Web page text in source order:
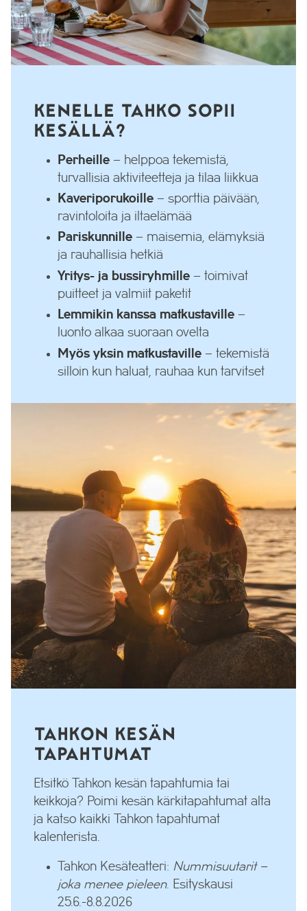
KENELLE TAHKO SOPII
KESÄLLÄ?
Perheille – helppoa tekemistä,
turvallisia aktiviteetteja ja tilaa liikkua
Kaveriporukoille – sporttia päivään,
ravintoloita ja iltaelämää
Pariskunnille – maisemia, elämyksiä
ja rauhallisia hetkiä
Yritys- ja bussiryhmille – toimivat
puitteet ja valmiit paketit
Lemmikin kanssa matkustaville –
luonto alkaa suoraan ovelta
Myös yksin matkustaville – tekemistä
silloin kun haluat, rauhaa kun tarvitset
TAHKON KESÄN
TAPAHTUMAT
Etsitkö Tahkon kesän tapahtumia tai
keikkoja? Poimi kesän kärkitapahtumat alta
ja katso kaikki Tahkon tapahtumat
kalenterista.
Tahkon Kesäteatteri: Nummisuutarit –
joka menee pieleen. Esityskausi
25.6.-8.8.2026